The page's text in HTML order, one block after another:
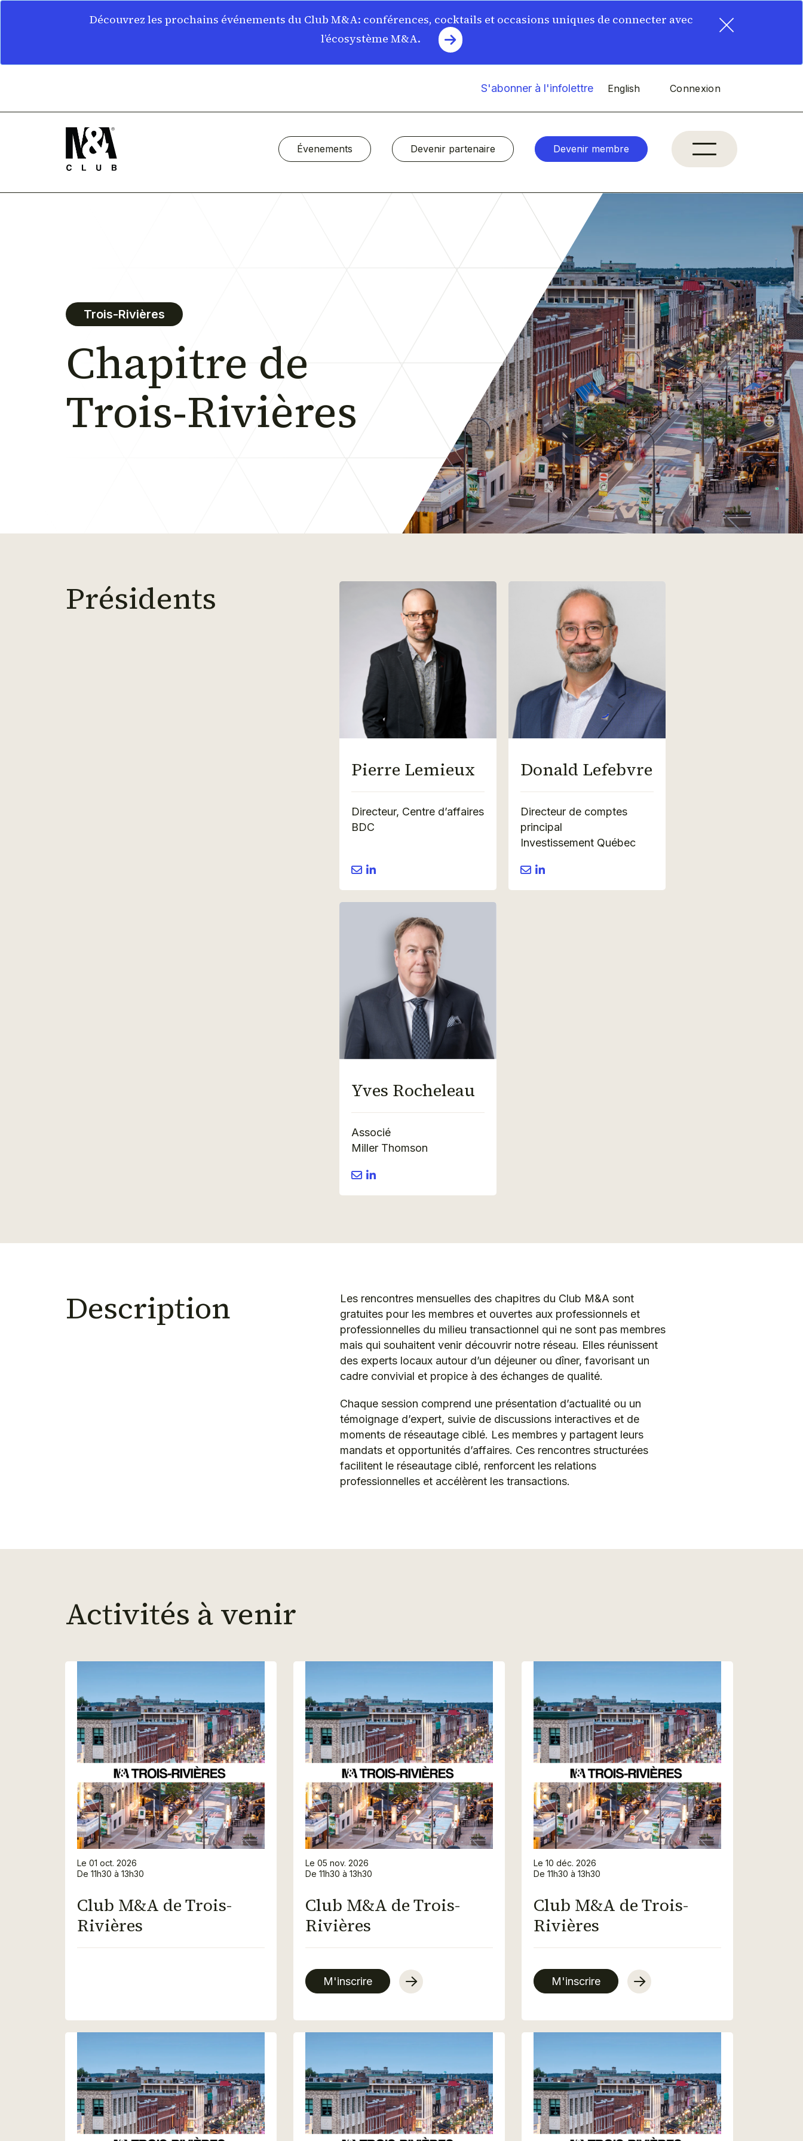
×
Découvrez les prochains événements du Club M&A: conférences, cocktails et occasions uniques de connecter avec
l’écosystème M&A.
S'abonner à l'infolettre English Connexion
Évenements Devenir partenaire Devenir membre
Trois-Rivières
Chapitre de
Trois-Rivières
Présidents
Pierre Lemieux
Directeur, Centre d’affaires
BDC
Donald Lefebvre
Directeur de comptes
principal
Investissement Québec
Yves Rocheleau
Associé
Miller Thomson
Description
Les rencontres mensuelles des chapitres du Club M&A sont
gratuites pour les membres et ouvertes aux professionnels et
professionnelles du milieu transactionnel qui ne sont pas membres
mais qui souhaitent venir découvrir notre réseau. Elles réunissent
des experts locaux autour d’un déjeuner ou dîner, favorisant un
cadre convivial et propice à des échanges de qualité.
Chaque session comprend une présentation d’actualité ou un
témoignage d’expert, suivie de discussions interactives et de
moments de réseautage ciblé. Les membres y partagent leurs
mandats et opportunités d’affaires. Ces rencontres structurées
facilitent le réseautage ciblé, renforcent les relations
professionnelles et accélèrent les transactions.
Activités à venir
Club M&A de Trois-
Rivières
Le 01 oct. 2026
De 11h30 à 13h30
Club M&A de Trois-
Rivières
Le 05 nov. 2026
De 11h30 à 13h30
M'inscrire
Club M&A de Trois-
Rivières
Le 10 déc. 2026
De 11h30 à 13h30
M'inscrire